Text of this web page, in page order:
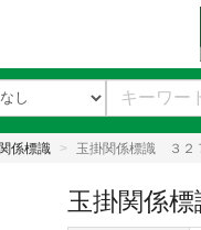
係標識 玉掛関係標識 ３２
玉掛関係